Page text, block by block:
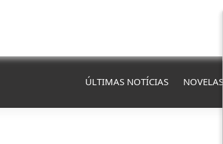
ÚLTIMAS NOTÍCIAS NOVELAS